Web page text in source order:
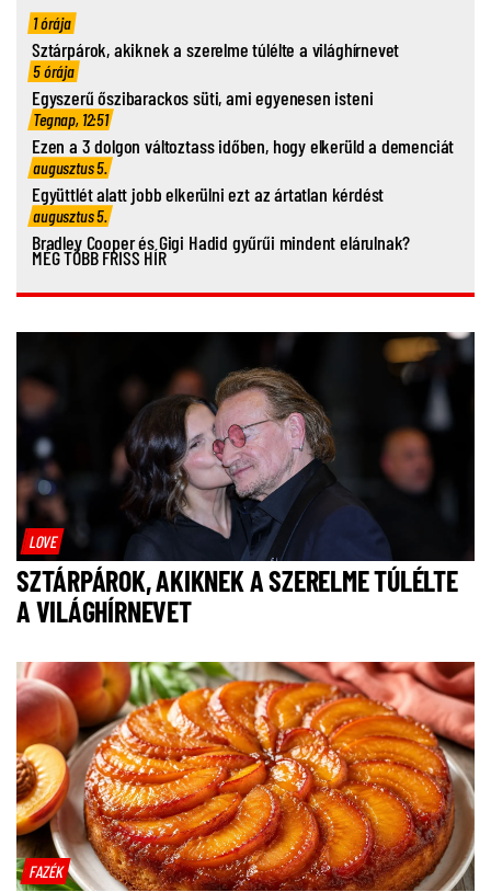
1 órája
Sztárpárok, akiknek a szerelme túlélte a világhírnevet
5 órája
Egyszerű őszibarackos süti, ami egyenesen isteni
Tegnap, 12:51
Ezen a 3 dolgon változtass időben, hogy elkerüld a demenciát
augusztus 5.
Együttlét alatt jobb elkerülni ezt az ártatlan kérdést
augusztus 5.
Bradley Cooper és Gigi Hadid gyűrűi mindent elárulnak?
MÉG TÖBB FRISS HÍR
LOVE
SZTÁRPÁROK, AKIKNEK A SZERELME TÚLÉLTE
A VILÁGHÍRNEVET
FAZÉK